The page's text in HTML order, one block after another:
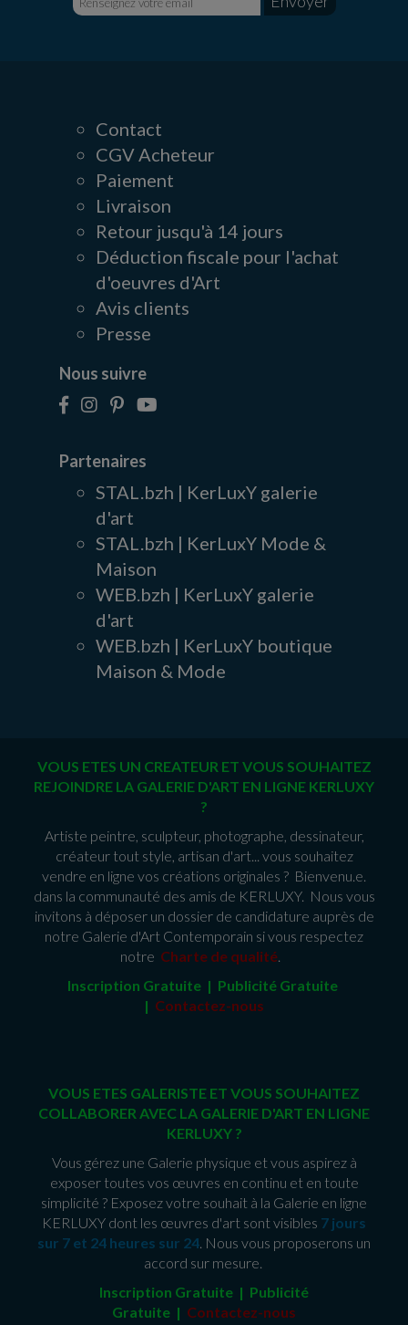
Contact
CGV Acheteur
Paiement
Livraison
Retour jusqu'à 14 jours
Déduction fiscale pour l'achat
d'oeuvres d'Art
Avis clients
Presse
Nous suivre
Partenaires
STAL.bzh | KerLuxY galerie
d'art
STAL.bzh | KerLuxY Mode &
Maison
WEB.bzh | KerLuxY galerie
d'art
WEB.bzh | KerLuxY boutique
Maison & Mode
VOUS ETES UN CREATEUR ET VOUS SOUHAITEZ
REJOINDRE LA GALERIE D'ART EN LIGNE KERLUXY
?
Artiste peintre, sculpteur, photographe, dessinateur,
créateur tout style, artisan d'art... vous souhaitez
vendre en ligne vos créations originales ? Bienvenu.e.
dans la communauté des amis de KERLUXY. Nous vous
invitons à déposer un dossier de candidature auprès de
notre Galerie d'Art Contemporain si vous respectez
notre Charte de qualité.
Inscription Gratuite | Publicité Gratuite
| Contactez-nous
VOUS ETES GALERISTE ET VOUS SOUHAITEZ
COLLABORER AVEC LA GALERIE D'ART EN LIGNE
KERLUXY ?
Vous gérez une Galerie physique et vous aspirez à
exposer toutes vos œuvres en continu et en toute
simplicité ? Exposez votre souhait à la Galerie en ligne
KERLUXY dont les œuvres d'art sont visibles 7 jours
sur 7 et 24 heures sur 24. Nous vous proposerons un
accord sur mesure.
Inscription Gratuite | Publicité
Gratuite | Contactez-nous